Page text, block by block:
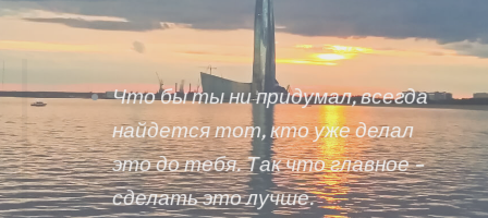
Что бы ты ни придумал, всегда
найдется тот, кто уже делал
это до тебя.Так что главное –
сделать это лучше.